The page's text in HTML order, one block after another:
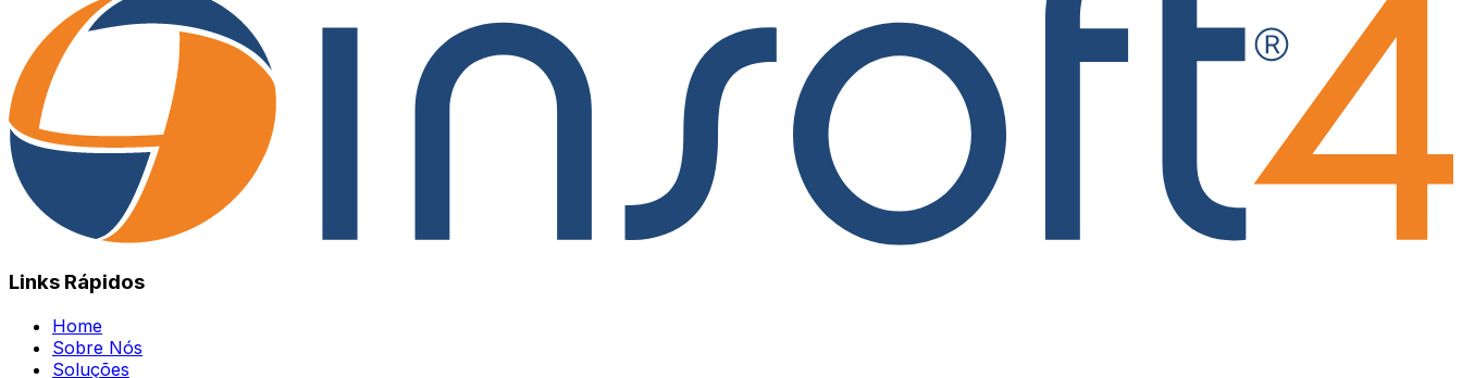
Links Rápidos
Home
Sobre Nós
Soluções